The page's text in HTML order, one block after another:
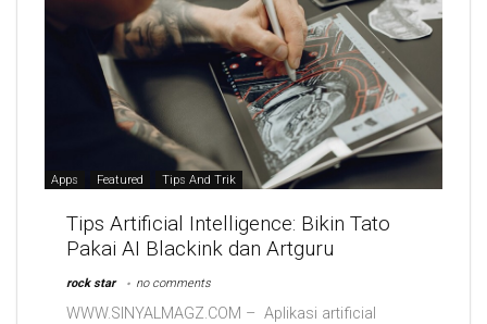
Apps Featured Tips And Trik
Tips Artificial Intelligence: Bikin Tato
Pakai AI Blackink dan Artguru
rock star no comments
WWW.SINYALMAGZ.COM – Aplikasi artificial